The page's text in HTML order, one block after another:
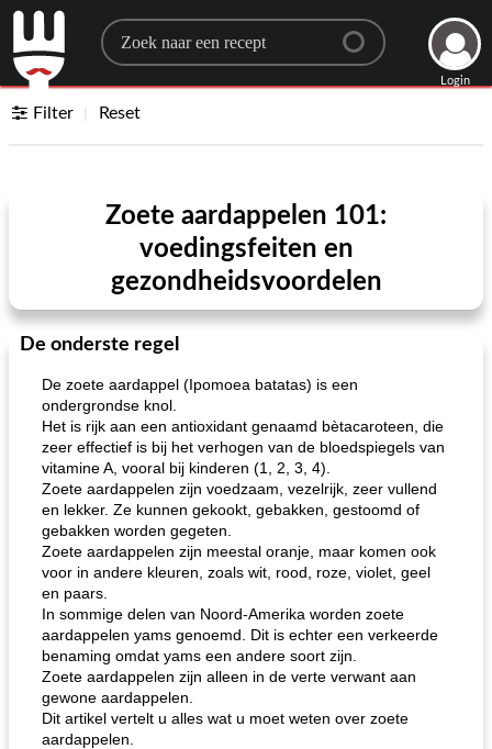
Search for a recipe
Login
Filter Reset
Zoete aardappelen 101:
voedingsfeiten en
gezondheidsvoordelen
De onderste regel
De zoete aardappel (Ipomoea batatas) is een
ondergrondse knol.
Het is rijk aan een antioxidant genaamd bètacaroteen, die
zeer effectief is bij het verhogen van de bloedspiegels van
vitamine A, vooral bij kinderen (1, 2, 3, 4).
Zoete aardappelen zijn voedzaam, vezelrijk, zeer vullend
en lekker. Ze kunnen gekookt, gebakken, gestoomd of
gebakken worden gegeten.
Zoete aardappelen zijn meestal oranje, maar komen ook
voor in andere kleuren, zoals wit, rood, roze, violet, geel
en paars.
In sommige delen van Noord-Amerika worden zoete
aardappelen yams genoemd. Dit is echter een verkeerde
benaming omdat yams een andere soort zijn.
Zoete aardappelen zijn alleen in de verte verwant aan
gewone aardappelen.
Dit artikel vertelt u alles wat u moet weten over zoete
aardappelen.